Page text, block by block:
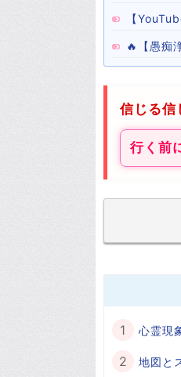
【
🔥【愚痴
信じる信
行く前
心霊現
地図と